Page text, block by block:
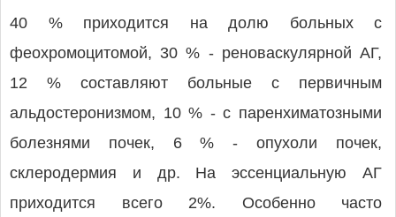
40 % приходится на долю больных с
феохромоцитомой, 30 % - реноваскулярной АГ,
12 % составляют больные с первичным
альдостеронизмом, 10 % - с паренхиматозными
болезнями почек, 6 % - опухоли почек,
склеродермия и др. На эссенциальную АГ
приходится всего 2%. Особенно часто